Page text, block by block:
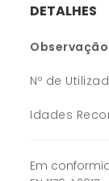
DETALHES
Nº de
Idades
Em